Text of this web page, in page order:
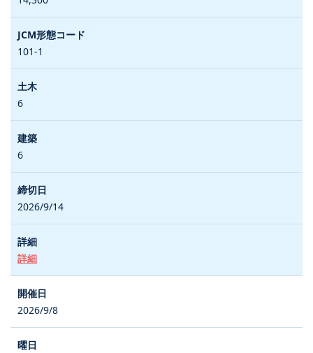
101-1
6
6
2026/9/14
詳細
2026/9/8